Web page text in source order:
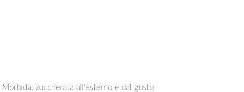
Morbida, zuccherata all'esterno e dal gusto